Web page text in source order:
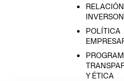
POLÍTICA
Y ÉTICA